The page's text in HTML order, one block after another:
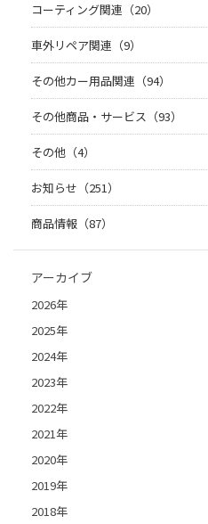
コーティング関連（20）
車外リペア関連（9）
その他カー用品関連（94）
その他商品・サービス（93）
その他（4）
お知らせ（251）
商品情報（87）
アーカイブ
2026年
2025年
2024年
2023年
2022年
2021年
2020年
2019年
2018年